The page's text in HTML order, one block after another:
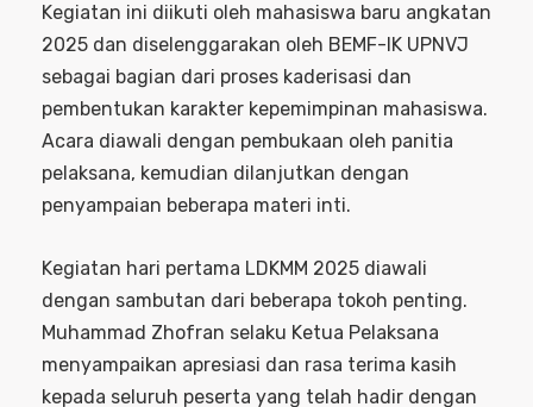
Kegiatan ini diikuti oleh mahasiswa baru angkatan
2025 dan diselenggarakan oleh BEMF-IK UPNVJ
sebagai bagian dari proses kaderisasi dan
pembentukan karakter kepemimpinan mahasiswa.
Acara diawali dengan pembukaan oleh panitia
pelaksana, kemudian dilanjutkan dengan
penyampaian beberapa materi inti.
Kegiatan hari pertama LDKMM 2025 diawali
dengan sambutan dari beberapa tokoh penting.
Muhammad Zhofran selaku Ketua Pelaksana
menyampaikan apresiasi dan rasa terima kasih
kepada seluruh peserta yang telah hadir dengan